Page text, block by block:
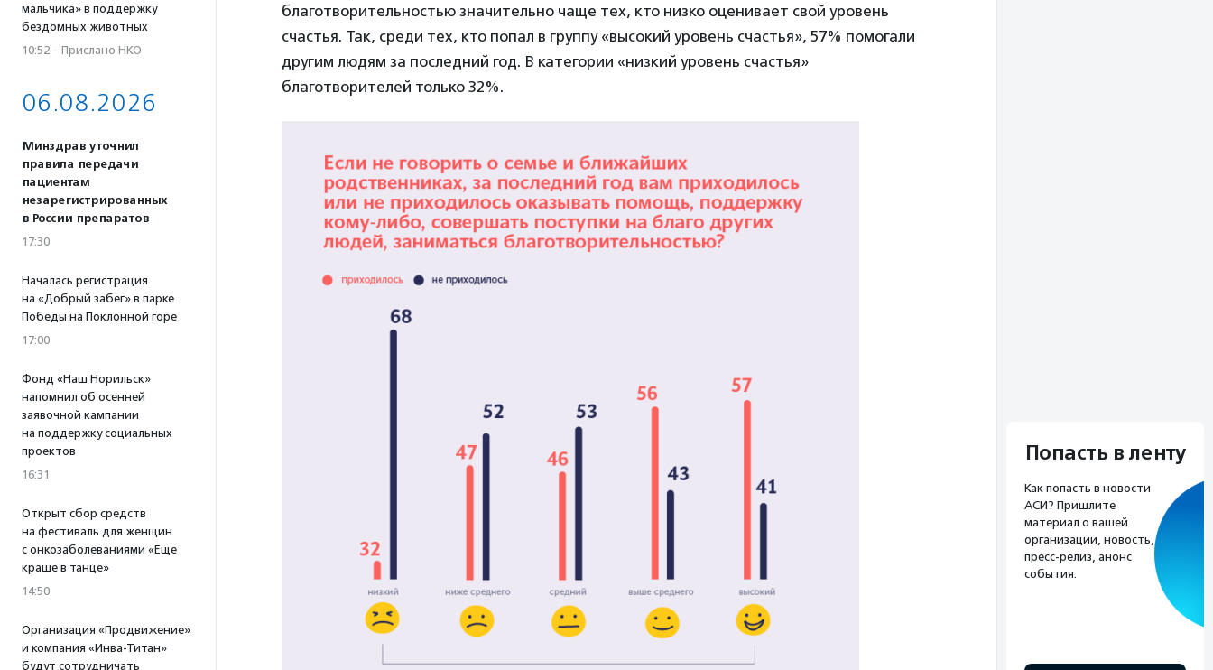
мальчика» в поддержку
бездомных животных
10:52 · Прислано НКО
06.08.2026
Минздрав уточнил
правила передачи
пациентам
незарегистрированных
в России препаратов
17:30
Началась регистрация
на «Добрый забег» в парке
Победы на Поклонной горе
17:00
Фонд «Наш Норильск»
напомнил об осенней
заявочной кампании
на поддержку социальных
проектов
16:31
Открыт сбор средств
на фестиваль для женщин
с онкозаболеваниями «Еще
краше в танце»
14:50
Организация «Продвижение»
и компания «Инва-Титан»
будут сотрудничать
благотворительностью значительно чаще тех, кто низко оценивает свой уровень
счастья. Так, среди тех, кто попал в группу «высокий уровень счастья», 57% помогали
другим людям за последний год. В категории «низкий уровень счастья»
благотворителей только 32%.
Попасть в ленту
Как попасть в новости
АСИ? Пришлите
материал о вашей
организации, новость,
пресс-релиз, анонс
события.